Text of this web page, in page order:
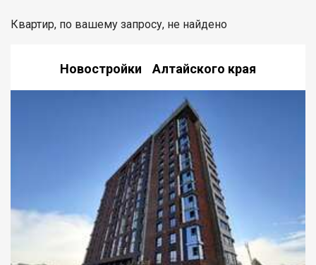
Квартир, по вашему запросу, не найдено
Новостройки Алтайского края